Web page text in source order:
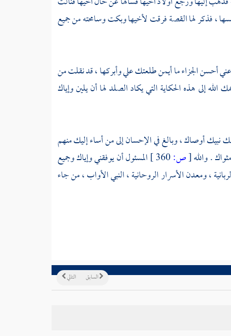
، فذكر لها القصة فرقت لأخيها وبكت وسامحته من جميع
أحسن الجزاء ما أيمن طلعتك علي وأبركها ، قد نقلت من
إلى هذه الحكاية التي يكاد الصلد لها أن يلين وإياك
أوصاك ، وبالغ في الإحسان إلى من أساء إليك منهم
. والله[ص:
المسئول أن يوفقني وإياك وجميع
، ومعدن الأسرار الروحانية ، النبي الأواب ، من جاء
التالي السابق